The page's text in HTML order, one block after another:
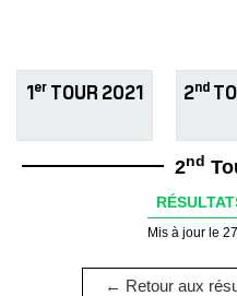
1er TOUR 2021 2nd
2nd
Mis à jour le
← Retour aux